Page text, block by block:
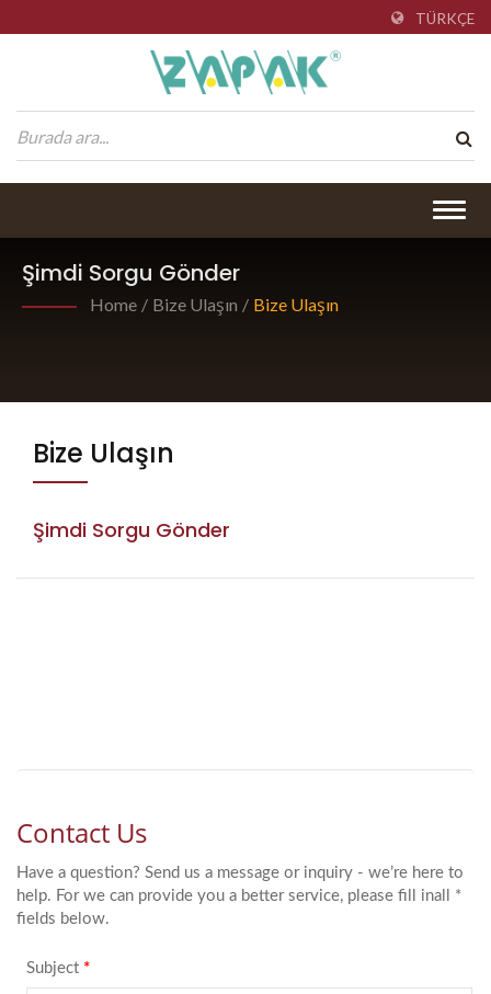
TÜRKÇE
Şimdi Sorgu Gönder
Home / Bize Ulaşın / Bize Ulaşın
Bize Ulaşın
Şimdi Sorgu Gönder